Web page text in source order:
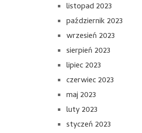
listopad 2023
październik 2023
wrzesień 2023
sierpień 2023
lipiec 2023
czerwiec 2023
maj 2023
luty 2023
styczeń 2023